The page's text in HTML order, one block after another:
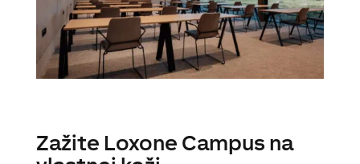
Zažite Loxone Campus na